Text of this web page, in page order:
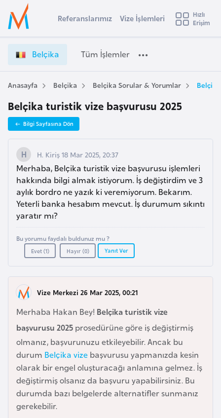
Ülke Seçimi
Başvuru yapmak istediğiniz ülkeyi seçin
Üye
Girişi
e
ç
i
k
V
i
z
e
İ
ş
l
e
m
l
e
r
e
Referanslarımız Vize İşlemleri
Hızlı
Erişim
Belçika Tüm İşlemler
Anasayfa Belçika Belçika Sorular & Yorumlar
Belçika turistik vize başvurusu 2025
Bilgi Sayfasına Dön
H. Kiriş 18 Mar 2025, 20:37
Merhaba, Belçika turistik vize başvurusu işlemleri
hakkında bilgi almak istiyorum. İş değiştirdim ve 3
aylık bordro ne yazık ki veremiyorum. Bekarım.
Yeterli banka hesabım mevcut. İş durumum sıkıntı
yaratır mı?
Bu yorumu faydalı buldunuz mu ?
Evet (1) Hayır (0) Yanıt Ver
Vize Merkezi 26 Mar 2025, 00:21
Merhaba Hakan Bey! Belçika turistik vize
başvurusu 2025 prosedürüne göre iş değiştirmiş
olmanız, başvurunuzu etkileyebilir. Ancak bu
durum Belçika vize başvurusu yapmanızda kesin
olarak bir engel oluşturacağı anlamına gelmez. İş
değiştirmiş olsanız da başvuru yapabilirsiniz. Bu
durumda bazı belgelerde alternatifler sunmanız
gerekebilir.
s
t
r
a
A
u
s
t
u
r
y
a
z
e
r
a
y
c
a
n
B
a